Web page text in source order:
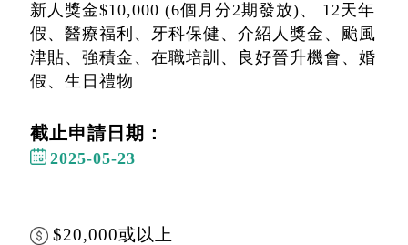
新人獎金$10,000 (6個月分2期發放)、 12天年
假、醫療福利、牙科保健、介紹人獎金、颱風
津貼、強積金、在職培訓、良好晉升機會、婚
假、生日禮物
截止申請日期：
2025-05-23
$20,000或以上